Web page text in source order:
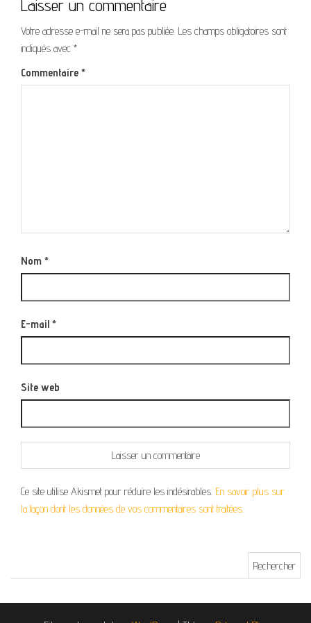
Laisser un commentaire
Votre adresse e-mail ne sera pas publiée. Les champs obligatoires sont
indiqués avec *
Commentaire *
Nom *
E-mail *
Site web
Ce site utilise Akismet pour réduire les indésirables. En savoir plus sur
la façon dont les données de vos commentaires sont traitées.